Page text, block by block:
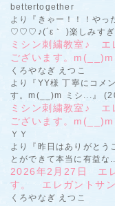
bettertogether
より『きゃー！！！やっ
♡♡♡♪(´ε｀ )楽しみす
ミシン刺繍教室♪ エ
ございます。m(__)m
くろやなぎ えつこ
より『YY様 丁寧にコメ
す。m(__)m ミシ...』
ミシン刺繍教室♪ エ
ございます。m(__)m
ＹＹ
より『昨日はありがとう
とができて本当に有益
2026年2月27日 エ
す。 エレガントサ
くろやなぎ えつこ